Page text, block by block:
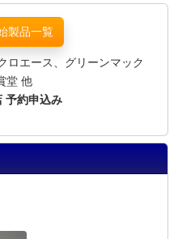
製品一覧
ロエース、グリーンマック
堂 他
予約申込み